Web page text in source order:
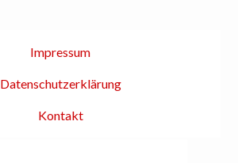
Impressum
Datenschutzerklärung
Kontakt